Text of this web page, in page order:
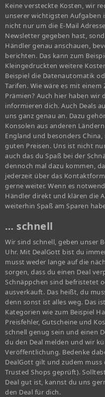
Keine versteckte Kosten, wir
unserer wichtigsten Aufgaben
nicht nur um die E-Mail
Newsletter gegeben hast,
Händler genau anschauen,
berichten. Das kann zum
Kleingedruckten weitere
Beispiel die Datenautomatik
Tarifen. Wie wäre es mit
Prämien? Auch hier haben wir
informieren dich. Auch Deals
uns ganz genau an. Dazu
Konsolen aus anderen
England und besonders
guten Preisen. Uns ist nicht
auch das du Spaß bei der
dennoch mal dazu kommen,
jederzeit über das
gerne weiter. Wenn es
Händler direkt und klären die
weiterhin Spaß am Sparen
… schnell
Wir sind schnell, geben unser
Uhr. Mit DealGott bist du
musst weder lange auf die
sorgen, dass du einen Deal
Schnäppchen sind befristetet
ausverkauft. Das heißt, du
denn sonst ist alles weg. Das
Kategorien wie zum Beispiel
Preisfehler, Gutscheine und
schnell genug sein und einen
du den Deal melden und wir
Veröffentlichung. Bedenke
DealGott gilt und zudem muss
Trusted Shops geprüft).
Deal gut ist, kannst du uns
den Deal für dich.